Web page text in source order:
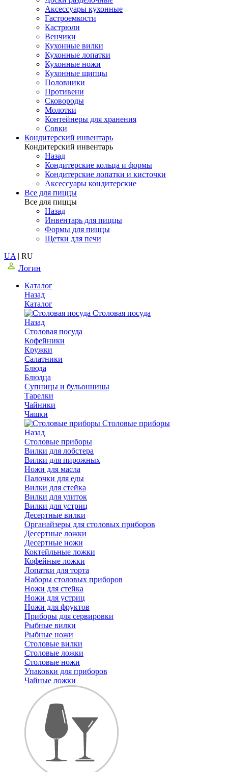
Аксессуары кухонные
Гастроемкости
Кастрюли
Венчики
Кухонные вилки
Кухонные лопатки
Кухонные ножи
Кухонные щипцы
Половники
Противени
Сковороды
Молотки
Контейнеры для хранения
Совки
Кондитерский инвентарь
Кондитерский инвентарь
Назад
Кондитерские кольца и формы
Кондитерские лопатки и кисточки
Аксессуары кондитерские
Все для пиццы
Все для пиццы
Назад
Инвентарь для пиццы
Формы для пиццы
Щетки для печи
UA | RU
Логин
Каталог
Назад
Каталог
Столовая посуда
Назад
Столовая посуда
Кофейники
Кружки
Салатники
Блюда
Блюдца
Супницы и бульонницы
Тарелки
Чайники
Чашки
Cтоловые приборы
Назад
Cтоловые приборы
Вилки для лобстера
Вилки для пирожных
Ножи для масла
Палочки для еды
Вилки для стейка
Вилки для улиток
Вилки для устриц
Десертные вилки
Органайзеры для столовых приборов
Десертные ложки
Десертные ножи
Коктейльные ложки
Кофейные ложки
Лопатки для торта
Наборы столовых приборов
Ножи для стейка
Ножи для устриц
Ножи для фруктов
Приборы для сервировки
Рыбные вилки
Рыбные ножи
Столовые вилки
Столовые ложки
Столовые ножи
Упаковки для приборов
Чайные ложки